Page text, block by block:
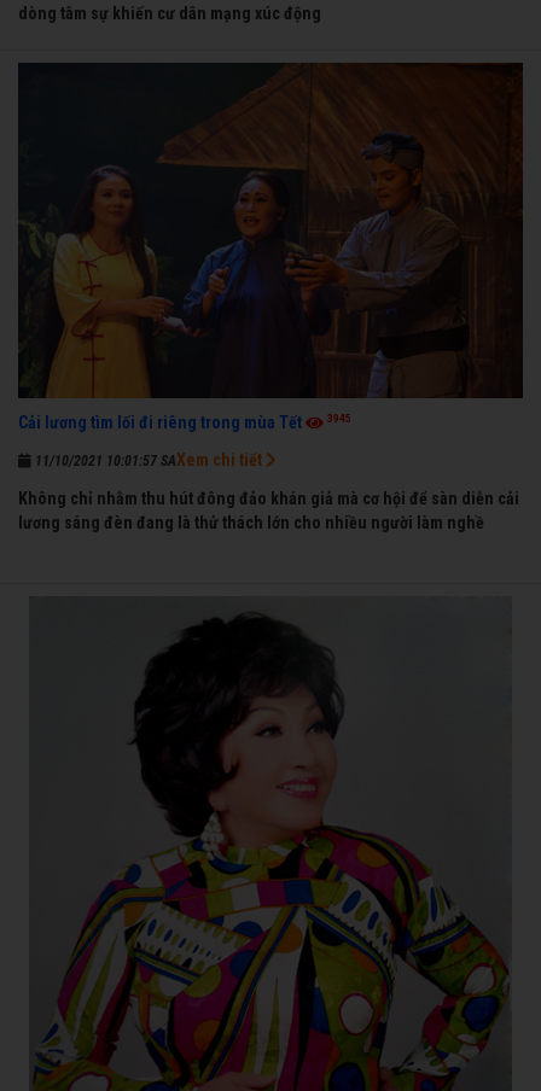
dòng tâm sự khiến cư dân mạng xúc động
Cải lương tìm lối đi riêng trong mùa Tết 3945
11/10/2021 10:01:57 SA
Không chỉ nhằm thu hút đông đảo khán giả mà cơ hội để sàn diễn cải
lương sáng đèn đang là thử thách lớn cho nhiều người làm nghề
Xem chi tiết